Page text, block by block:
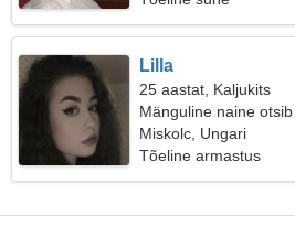
Lilla
25 aastat, Kaljukits
Mänguline naine
Miskolc, Ungari
Tõeline armastus